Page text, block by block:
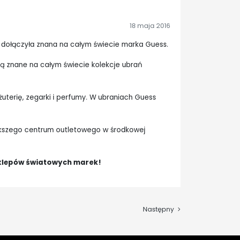
18 maja 2016
znana na całym świecie marka Guess.
znane na całym świecie kolekcje ubrań
zegarki i perfumy. W ubraniach Guess
centrum outletowego w środkowej
światowych marek!
Następny